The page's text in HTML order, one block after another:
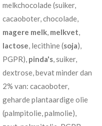
melkchocolade (suiker,
cacaoboter, chocolade,
magere melk, melkvet,
lactose, lecithine (soja),
PGPR), pinda's, suiker,
dextrose, bevat minder dan
2% van: cacaoboter,
geharde plantaardige olie
(palmpitolie, palmolie),